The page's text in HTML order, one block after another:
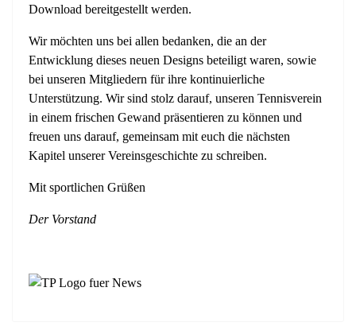
Download bereitgestellt werden.
Wir möchten uns bei allen bedanken, die an der
Entwicklung dieses neuen Designs beteiligt waren, sowie
bei unseren Mitgliedern für ihre kontinuierliche
Unterstützung. Wir sind stolz darauf, unseren Tennisverein
in einem frischen Gewand präsentieren zu können und
freuen uns darauf, gemeinsam mit euch die nächsten
Kapitel unserer Vereinsgeschichte zu schreiben.
Mit sportlichen Grüßen
Der Vorstand